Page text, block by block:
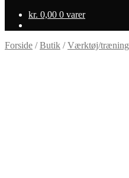
kr. 0,00 0 varer
Forside /Butik /Værktøj/træning